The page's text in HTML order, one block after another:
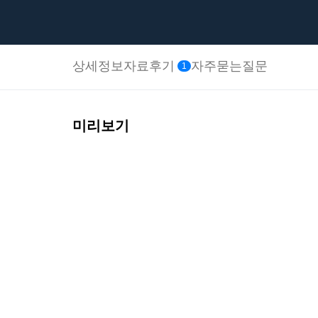
상세정보자료후기 1 자주묻는질문
미리보기